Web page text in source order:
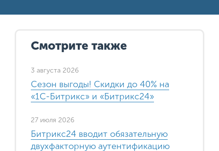
Смотрите также
3 августа 2026
Сезон выгоды! Скидки до 40% на
«1С-Битрикс» и «Битрикс24»
27 июля 2026
Битрикс24 вводит обязательную
двухфакторную аутентификацию